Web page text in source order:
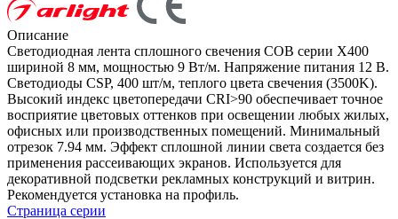
Описание
Светодиодная лента сплошного свечения COB серии X400
шириной 8 мм, мощностью 9 Вт/м. Напряжение питания 12 В.
Светодиоды CSP, 400 шт/м, теплого цвета свечения (3500K).
Высокий индекс цветопередачи CRI>90 обеспечивает точное
восприятие цветовых оттенков при освещении любых жилых,
офисных или производственных помещений. Минимальный
отрезок 7.94 мм. Эффект сплошной линии света создается без
применения рассеивающих экранов. Используется для
декоративной подсветки рекламных конструкций и витрин.
Рекомендуется установка на профиль.
Страница серии